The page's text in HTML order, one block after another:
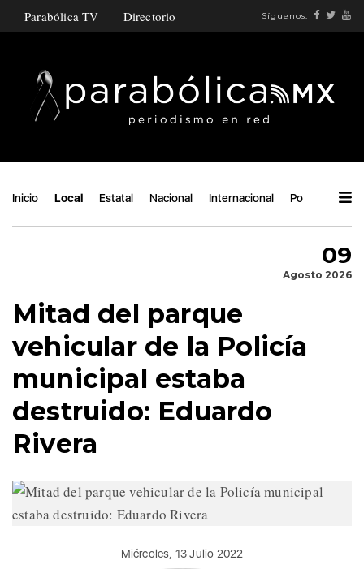
Parabólica TV Directorio Síguenos:
Inicio Local Estatal Nacional Internacional Política
09
Agosto 2026
Mitad del parque
vehicular de la Policía
municipal estaba
destruido: Eduardo
Rivera
Miércoles, 13 Julio 2022